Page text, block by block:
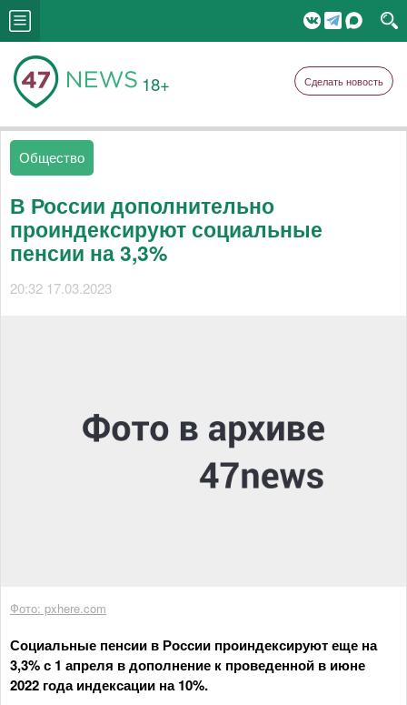
18+ Сделать новость
Общество
В России дополнительно
проиндексируют социальные
пенсии на 3,3%
20:32 17.03.2023
Фото: pxhere.com
Социальные пенсии в России проиндексируют еще на
3,3% с 1 апреля в дополнение к проведенной в июне
2022 года индексации на 10%.